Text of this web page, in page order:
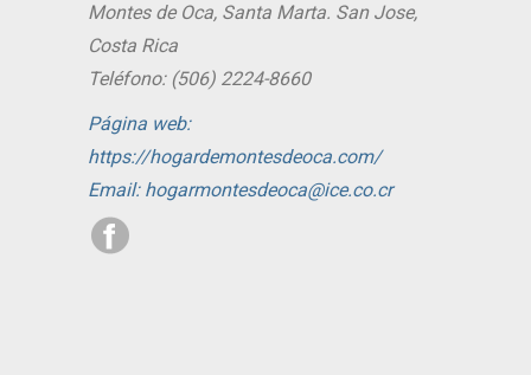
Montes de Oca, Santa Marta. San Jose,
Costa Rica
Teléfono: (506) 2224-8660
Página web:
https://hogardemontesdeoca.com/
Email: hogarmontesdeoca@ice.co.cr